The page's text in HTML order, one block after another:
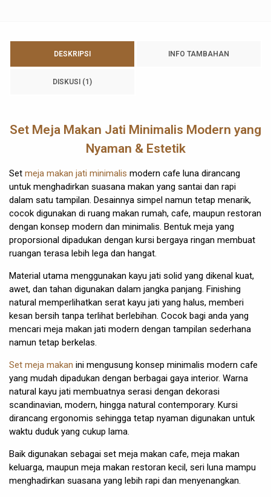
DESKRIPSI INFO TAMBAHAN
DISKUSI (1)
Set Meja Makan Jati Minimalis Modern yang
Nyaman & Estetik
Set meja makan jati minimalis modern cafe luna dirancang
untuk menghadirkan suasana makan yang santai dan rapi
dalam satu tampilan. Desainnya simpel namun tetap menarik,
cocok digunakan di ruang makan rumah, cafe, maupun restoran
dengan konsep modern dan minimalis. Bentuk meja yang
proporsional dipadukan dengan kursi bergaya ringan membuat
ruangan terasa lebih lega dan hangat.
Material utama menggunakan kayu jati solid yang dikenal kuat,
awet, dan tahan digunakan dalam jangka panjang. Finishing
natural memperlihatkan serat kayu jati yang halus, memberi
kesan bersih tanpa terlihat berlebihan. Cocok bagi anda yang
mencari meja makan jati modern dengan tampilan sederhana
namun tetap berkelas.
Set meja makan ini mengusung konsep minimalis modern cafe
yang mudah dipadukan dengan berbagai gaya interior. Warna
natural kayu jati membuatnya serasi dengan dekorasi
scandinavian, modern, hingga natural contemporary. Kursi
dirancang ergonomis sehingga tetap nyaman digunakan untuk
waktu duduk yang cukup lama.
Baik digunakan sebagai set meja makan cafe, meja makan
keluarga, maupun meja makan restoran kecil, seri luna mampu
menghadirkan suasana yang lebih rapi dan menyenangkan.